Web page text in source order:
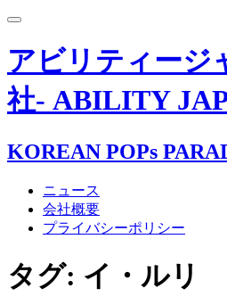
Toggle
アビリティージ
社- ABILITY
KOREAN POPs
ニュース
会社概要
プライバシーポリシー
タグ: イ・ルリ